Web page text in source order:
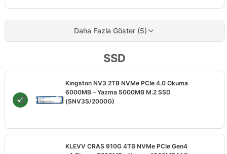
Daha Fazla Göster (5)
SSD
Kingston NV3 2TB NVMe PCIe 4.0 Okuma
6000MB – Yazma 5000MB M.2 SSD
(SNV3S/2000G)
KLEVV CRAS 910G 4TB NVMe PCIe Gen4